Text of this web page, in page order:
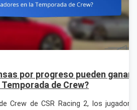
por progreso pueden ganar
de Crew?
Crew de CSR Racing 2, los